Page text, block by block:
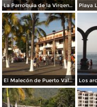
La Parroquia de la Virgen de Guadalupe. Abril/2015
El Malecón de Puerto Vallarta. Abril/2015